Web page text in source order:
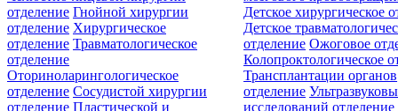
отделение Гнойной хирургии
отделение Хирургическое
отделение Травматологическое
отделение
Оториноларингологическое
отделение Сосудистой хирургии
отделение Пластической и
Детское хирургическое
Детское
отделение Ожоговое
Колопроктологическое
Трансплантации органов
отделение
исследований отделение